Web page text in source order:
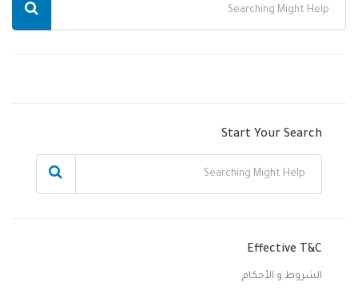
Start Your Search
Effective T&C
الشروط و الأحكام